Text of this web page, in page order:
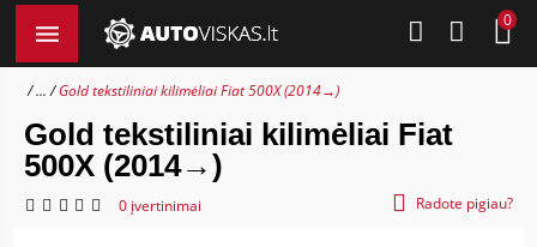
0
... Gold tekstiliniai kilimėliai Fiat 500X (2014→)
Gold tekstiliniai kilimėliai Fiat
500X (2014→)
0 įvertinimai Radote pigiau?